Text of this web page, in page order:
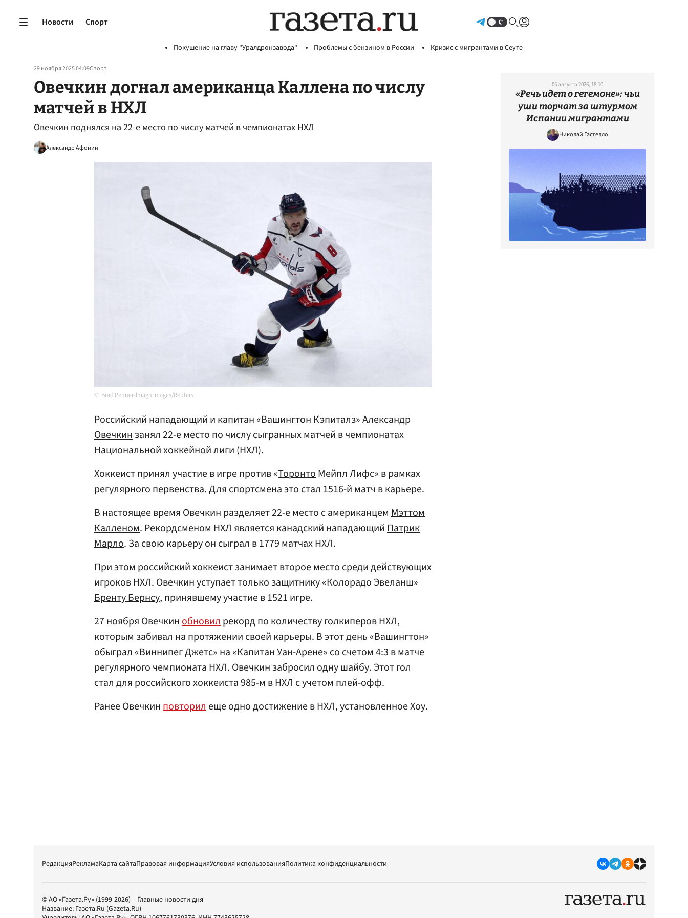
Новости Спорт
Покушение на главу "Уралдронзавода" Проблемы с бензином в России Кризис с мигрантами в Сеуте
29 ноября 2025 04:09Спорт
Овечкин догнал американца Каллена по числу
матчей в НХЛ
Овечкин поднялся на 22-е место по числу матчей в чемпионатах НХЛ
Александр Афонин
Brad Penner-Imagn Images/Reuters
Российский нападающий и капитан «Вашингтон Кэпиталз» Александр
Овечкинзанял 22-е место по числу сыгранных матчей в чемпионатах
Национальной хоккейной лиги (НХЛ).
Хоккеист принял участие в игре против «ТоронтоМейпл Лифс» в рамках
регулярного первенства. Для спортсмена это стал 1516-й матч в карьере.
В настоящее время Овечкин разделяет 22-е место с американцем Мэттом
Калленом. Рекордсменом НХЛ является канадский нападающийПатрик
Марло. За свою карьеру он сыграл в 1779 матчах НХЛ.
При этом российский хоккеист занимает второе место среди действующих
игроков НХЛ. Овечкин уступает только защитнику «Колорадо Эвеланш»
Бренту Бернсу, принявшему участие в 1521 игре.
27 ноября Овечкинобновилрекорд по количеству голкиперов НХЛ,
которым забивал на протяжении своей карьеры. В этот день «Вашингтон»
обыграл «Виннипег Джетс» на «Капитан Уан-Арене» со счетом 4:3 в матче
регулярного чемпионата НХЛ. Овечкин забросил одну шайбу. Этот гол
стал для российского хоккеиста 985-м в НХЛ с учетом плей-офф.
Ранее Овечкинповторилеще одно достижение в НХЛ, установленное Хоу.
05 августа 2026, 18:10
«Речь идет о гегемоне»: чьи
уши торчат за штурмом
Испании мигрантами
Николай Гастелло
РедакцияРекламаКарта сайтаПравовая информацияУсловия использованияПолитика конфиденциальности
© АО «Газета.Ру» (1999-2026) – Главные новости дня
Название: Газета.Ru (Gazeta.Ru)